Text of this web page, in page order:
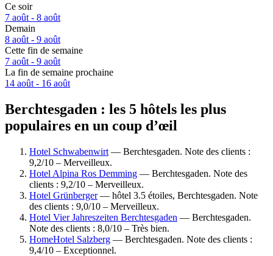
Ce soir
7 août - 8 août
Demain
8 août - 9 août
Cette fin de semaine
7 août - 9 août
La fin de semaine prochaine
14 août - 16 août
Berchtesgaden : les 5 hôtels les plus
populaires en un coup d’œil
Hotel Schwabenwirt — Berchtesgaden. Note des clients :
9,2/10 – Merveilleux.
Hotel Alpina Ros Demming — Berchtesgaden. Note des
clients : 9,2/10 – Merveilleux.
Hotel Grünberger— hôtel 3.5 étoiles, Berchtesgaden. Note
des clients : 9,0/10 – Merveilleux.
Hotel Vier Jahreszeiten Berchtesgaden — Berchtesgaden.
Note des clients : 8,0/10 – Très bien.
HomeHotel Salzberg — Berchtesgaden. Note des clients :
9,4/10 – Exceptionnel.